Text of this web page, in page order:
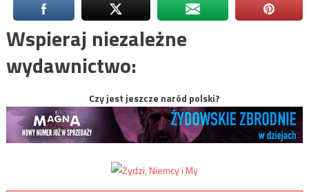
Wspieraj niezależne
wydawnictwo:
Czy jest jeszcze naród polski?